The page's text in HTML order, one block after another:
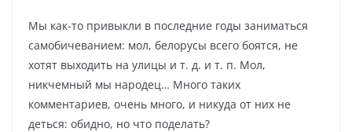
Мы как-то привыкли в последние годы заниматься
самобичеванием: мол, белорусы всего боятся, не
хотят выходить на улицы и т. д. и т. п. Мол,
никчемный мы народец… Много таких
комментариев, очень много, и никуда от них не
деться: обидно, но что поделать?